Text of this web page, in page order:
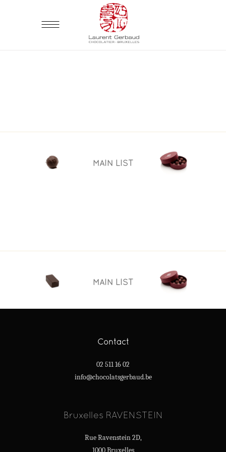
MAIN LIST
MAIN LIST
Contact
02 511 16 02
info@chocolatsgerbaud.be
Bruxelles RAVENSTEIN
Rue Ravenstein 2D,
1000 Bruxelles